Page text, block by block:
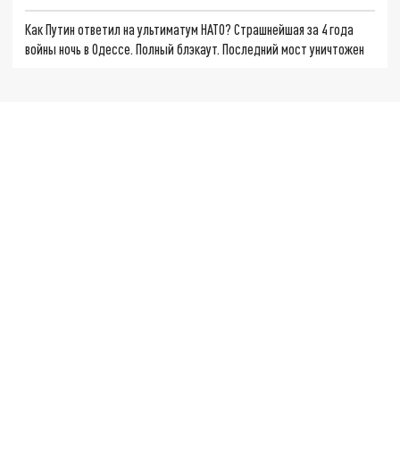
Как Путин ответил на ультиматум НАТО? Страшнейшая за 4 года
войны ночь в Одессе. Полный блэкаут. Последний мост уничтожен